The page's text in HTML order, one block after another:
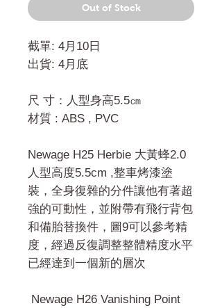
Out of Stock
截單: 4月10日
出貨: 4月底
尺 寸：人型身高5.5㎝
材質 : ABS , PVC
Newage H25 Herbie 大黃蜂2.0
人型高度5.5cm ,整車烤漆塗
裝，全身復雜的分件讓他有著超
強的可動性，並附帶有飛行背包
和備胎替換件，圖9可以參考精
度，經過反復調整整體精度水平
已經達到一個新的層次
Newage H26 Vanishing Point